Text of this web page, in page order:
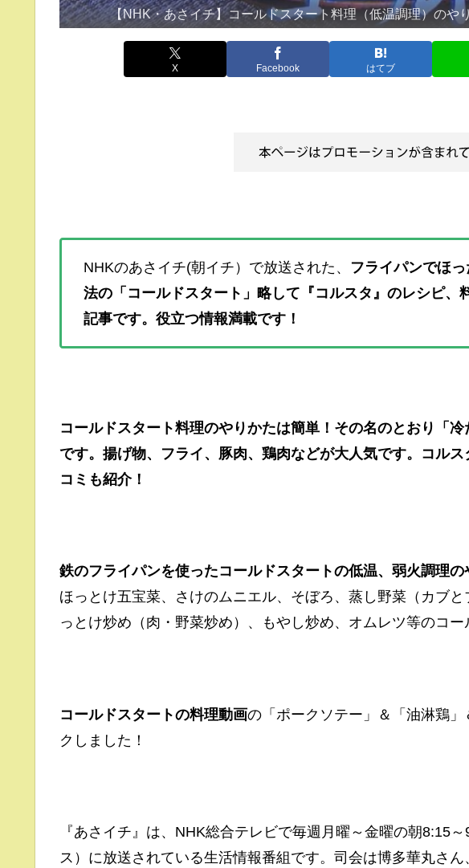
【NHK・あさイチ】コールドスタート料理（低温調理）のや
X Facebook はてブ
NHKのあさイチ(朝イチ）で放送された、 フライパンでほ
法の「コールドスタート」略して『コルスタ』のレシピ、
記事です。役立つ情報満載です！
コールドスタート料理のやりかたは簡単！その名のとおり「
です。揚げ物、フライ、豚肉、鶏肉などが大人気です。コル
コミも紹介！
鉄のフライパンを使ったコールドスタートの低温、弱火調理の
ほっとけ五宝菜、さけのムニエル、そぼろ、蒸し野菜（カブ
っとけ炒め（肉・野菜炒め）、もやし炒め、オムレツ等のコー
コールドスタートの料理動画の「ポークソテー」＆「油淋鶏
クしました！
『あさイチ』は、NHK総合テレビで毎週月曜～金曜の朝8:15
ス）に放送されている生活情報番組です。司会は博多華丸さ